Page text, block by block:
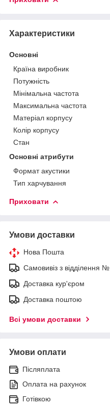
Характеристики
Основні
Країна виробник
Потужність
Мінімальна частота
Максимальна частота
Матеріал корпусу
Колір корпусу
Стан
Основні атрибути
Формат акустики
Тип харчування
Приховати
Умови доставки
Нова Пошта
Самовивіз з відділення
Доставка кур'єром
Доставка поштою
Всі умови доставки
Умови оплати
Післяплата
Оплата на рахунок
Готівкою